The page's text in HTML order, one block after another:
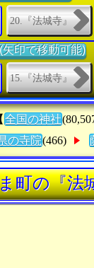
20.『法城寺』
印で移動可能)
15.『法城寺』
全国の神社
の寺院(466)
町の『法